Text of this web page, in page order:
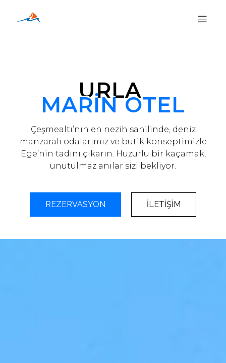
URLA
MARİN OTEL
Çeşmealtı’nın en nezih sahilinde, deniz
manzaralı odalarımız ve butik konseptimizle
Ege’nin tadını çıkarın. Huzurlu bir kaçamak,
unutulmaz anılar sizi bekliyor.
REZERVASYON İLETİŞİM